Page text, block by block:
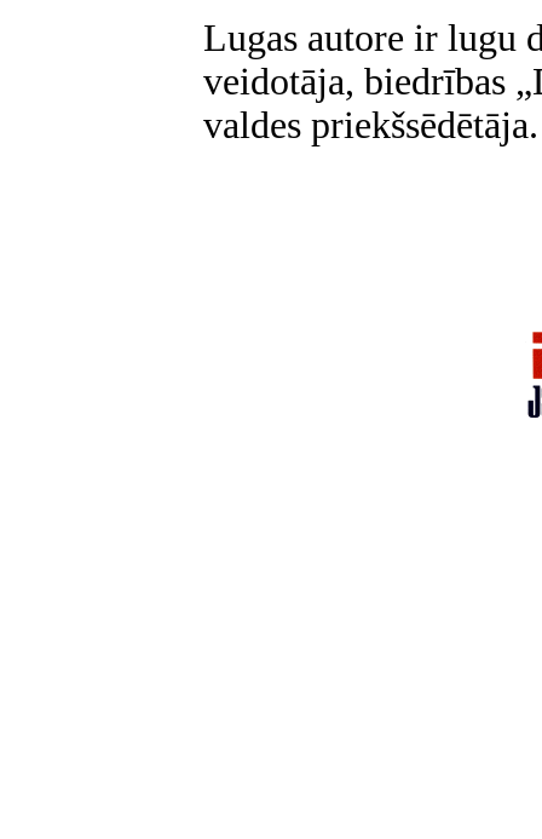
Lugas autore ir lugu
veidotāja, biedrības „
valdes priekšsēdētāja.